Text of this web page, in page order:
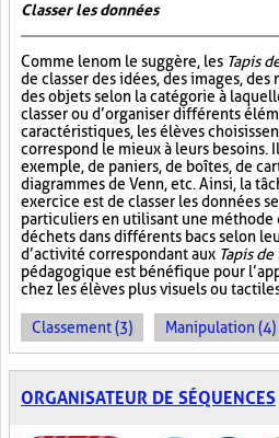
Classer les données
Comme le nom le suggère, les Tapis
de classer des idées, des images,
des objets selon la catégorie à
classer ou d’organiser différents
caractéristiques, les élèves
correspond le mieux à leurs besoins.
exemple, de paniers, de boîtes, de
diagrammes de Venn, etc. Ainsi, la
exercice est de classer les données
particuliers en utilisant une méthode
déchets dans différents bacs selon
d’activité correspondant aux Tapis de
pédagogique est bénéfique pour
chez les élèves plus visuels ou
Classement (3) Manipulation (4)
ORGANISATEUR DE SÉQUENCES